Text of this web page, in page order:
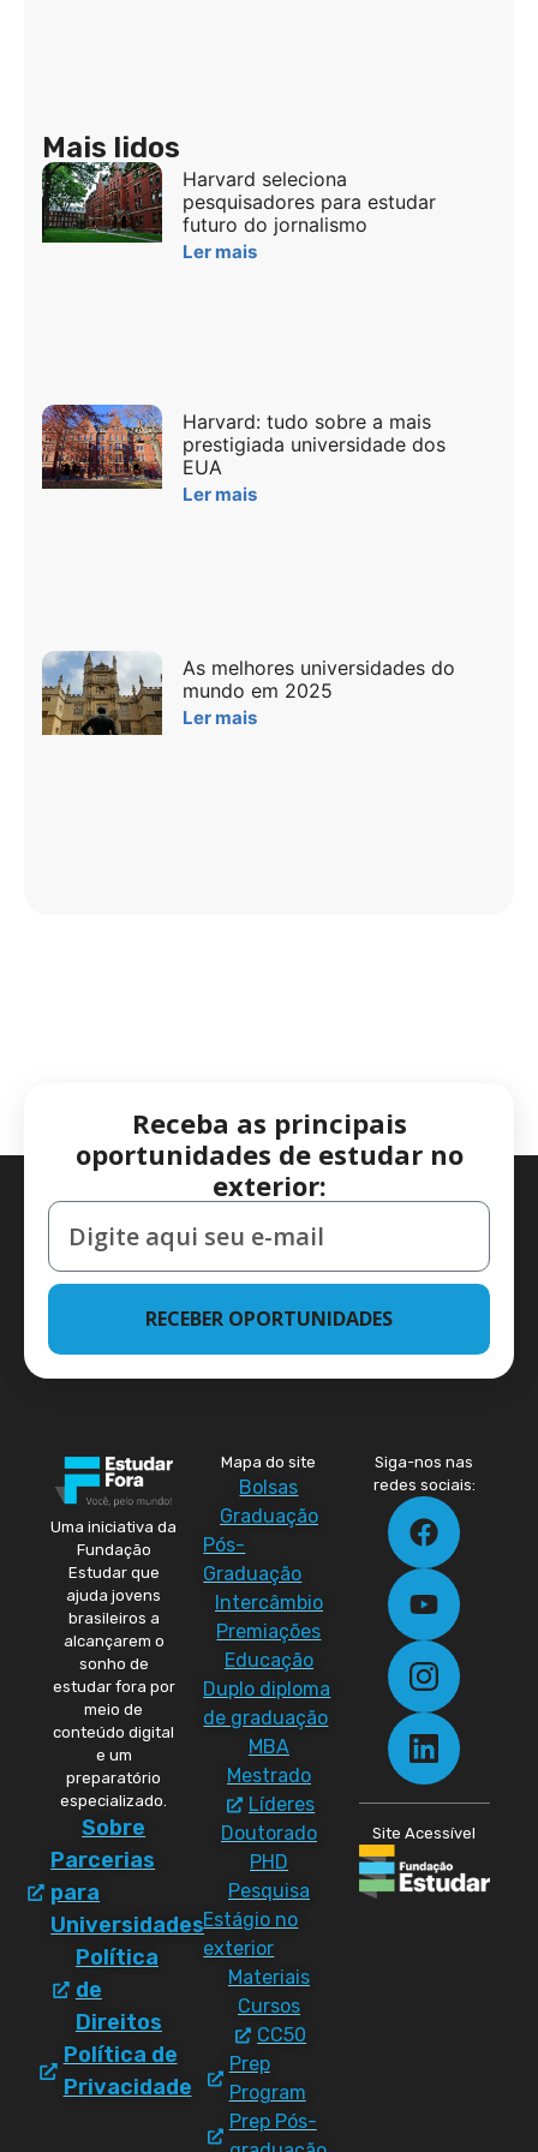
Mais lidos
Harvard seleciona
pesquisadores para estudar
futuro do jornalismo
Ler mais
Harvard: tudo sobre a mais
prestigiada universidade dos
EUA
Ler mais
As melhores universidades do
mundo em 2025
Ler mais
Receba as principais
oportunidades de estudar no
exterior:
RECEBER OPORTUNIDADES
Uma iniciativa da
Fundação
Estudar que
ajuda jovens
brasileiros a
alcançarem o
sonho de
estudar fora por
meio de
conteúdo digital
e um
preparatório
especializado.
Sobre
Parcerias
para
Universidades
Política
de
Direitos
Política de
Privacidade
Mapa do site
Bolsas
Graduação
Pós-
Graduação
Intercâmbio
Premiações
Educação
Duplo diploma
de graduação
MBA
Mestrado
Líderes
Doutorado
PHD
Pesquisa
Estágio no
exterior
Materiais
Cursos
CC50
Prep
Program
Prep Pós-
Siga-nos nas
redes sociais:
Site Acessível